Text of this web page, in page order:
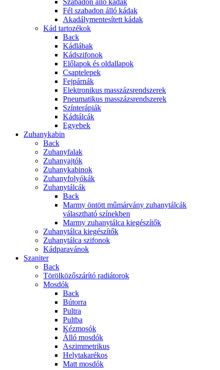
Szabadon álló kádak
Fél szabadon álló kádak
Akadálymentesített kádak
Kád tartozékok
Back
Kádlábak
Kádszifonok
Előlapok és oldallapok
Csaptelepek
Fejpárnák
Elektronikus masszázsrendszerek
Pneumatikus masszázsrendszerek
Színterápiák
Kádtálcák
Egyebek
Zuhanykabin
Back
Zuhanyfalak
Zuhanyajtók
Zuhanykabinok
Zuhanyfolyókák
Zuhanytálcák
Back
Marmy öntött műmárvány zuhanytálcák
választható színekben
Marmy zuhanytálca kiegészítők
Zuhanytálca kiegészítők
Zuhanytálca szifonok
Kádparavánok
Szaniter
Back
Törölközőszárító radiátorok
Mosdók
Back
Bútorra
Pultra
Pultba
Kézmosók
Álló mosdók
Aszimmetrikus
Helytakarékos
Matt mosdók